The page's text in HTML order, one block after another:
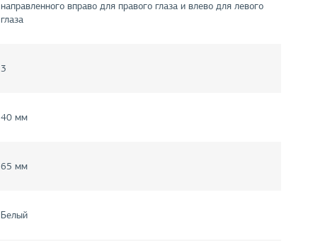
направленного вправо для правого глаза и влево для левого
глаза
3
40 мм
65 мм
Белый